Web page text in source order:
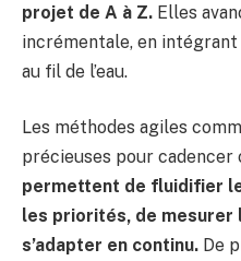
projet de A à Z. Elles
incrémentale, en
au fil de l’eau.
Les méthodes agiles
précieuses pour cadencer
permettent de fluidifier
les priorités, de mesurer
s’adapter en continu. De